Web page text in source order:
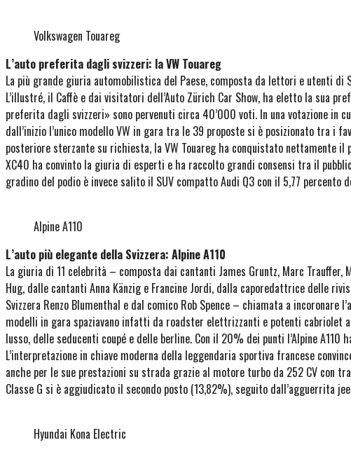
Volkswagen Touareg
L’auto preferita dagli svizzeri: la VW Touareg
La più grande giuria automobilistica del Paese, composta da lettori e utenti di
L’illustré, il Caffè e dai visitatori dell’Auto Zürich Car Show, ha eletto la sua
preferita dagli svizzeri» sono pervenuti circa 40’000 voti. In una votazione in
dall’inizio l’unico modello VW in gara tra le 39 proposte si è posizionato tra i
posteriore sterzante su richiesta, la VW Touareg ha conquistato nettamente
XC40 ha convinto la giuria di esperti e ha raccolto grandi consensi tra il
gradino del podio è invece salito il SUV compatto Audi Q3 con il 5,77 percento
Alpine A110
L’auto più elegante della Svizzera: Alpine A110
La giuria di 11 celebrità – composta dai cantanti James Gruntz, Marc Trauffer,
Hug, dalle cantanti Anna Känzig e Francine Jordi, dalla caporedattrice delle
Svizzera Renzo Blumenthal e dal comico Rob Spence – chiamata a incoronare
modelli in gara spaziavano infatti da roadster elettrizzanti e potenti cabriolet
lusso, delle seducenti coupé e delle berline. Con il 20% dei punti l’Alpine
L’interpretazione in chiave moderna della leggendaria sportiva francese
anche per le sue prestazioni su strada grazie al motore turbo da 252 CV con
Classe G si è aggiudicato il secondo posto (13,82%), seguito dall’agguerrita
Hyundai Kona Electric